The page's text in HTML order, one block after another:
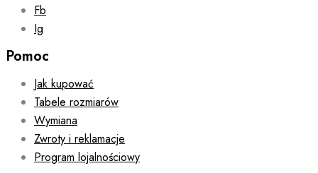
Fb
Ig
Pomoc
Jak kupować
Tabele rozmiarów
Wymiana
Zwroty i reklamacje
Program lojalnościowy